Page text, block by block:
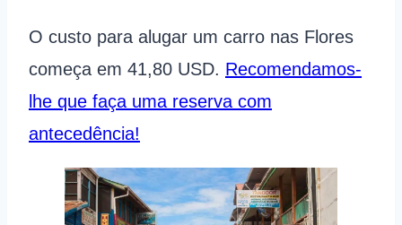
O custo para alugar um carro nas Flores
começa em 41,80 USD. Recomendamos-
lhe que faça uma reserva com
antecedência!